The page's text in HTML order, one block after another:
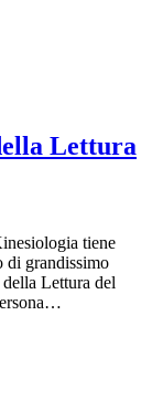
Lettura
tiene
di grandissimo
Lettura del